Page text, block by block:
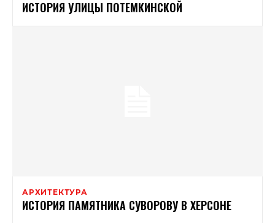
ИСТОРИЯ УЛИЦЫ ПОТЕМКИНСКОЙ
АРХИТЕКТУРА
ИСТОРИЯ ПАМЯТНИКА СУВОРОВУ В ХЕРСОНЕ